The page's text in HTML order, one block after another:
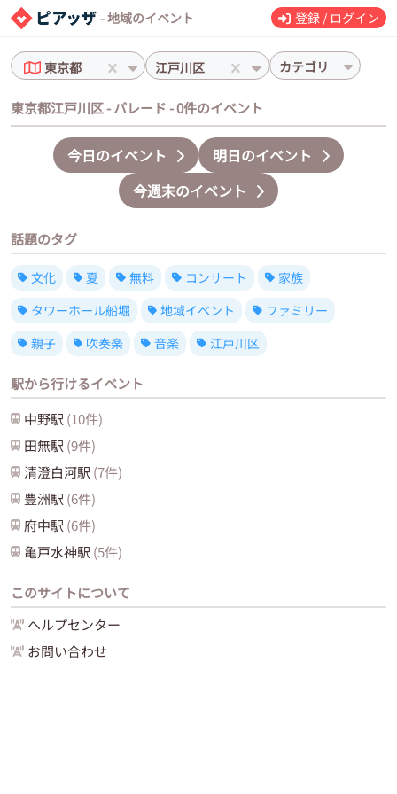
- 地域のイベント 登録 / ログイン
東京都 江戸川区 カテゴリ
東京都江戸川区 - パレード - 0件のイベント
今日のイベント
明日のイベント
今週末のイベント
話題のタグ
文化 夏 無料 コンサート
家族
タワーホール船堀
地域イベント
ファミリー
親子
吹奏楽 音楽 江戸川区
駅から行けるイベント
中野駅 (10件)
田無駅 (9件)
清澄白河駅 (7件)
豊洲駅 (6件)
府中駅 (6件)
亀戸水神駅 (5件)
このサイトについて
ヘルプセンター
お問い合わせ